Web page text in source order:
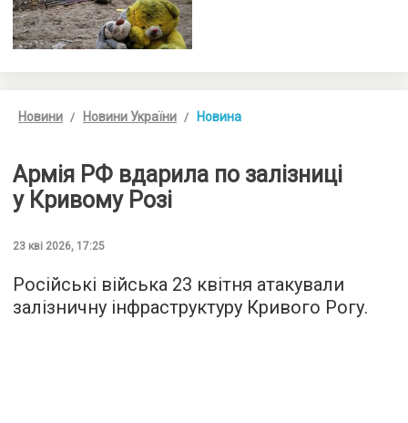
Новини Новини України Новина
Армія РФ вдарила по залізниці
у Кривому Розі
23 кві 2026, 17:25
Російські війська 23 квітня атакували
залізничну інфраструктуру Кривого Рогу.